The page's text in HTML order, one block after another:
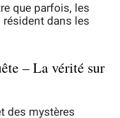
que parfois, les
dans les
– La vérité sur
des mystères